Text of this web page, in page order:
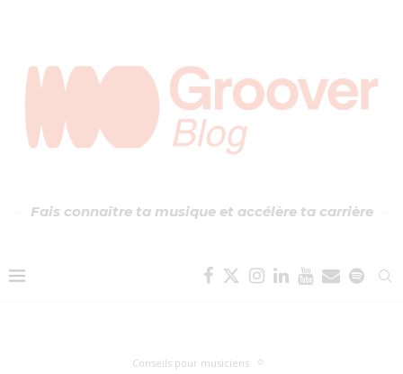
Fais connaître ta musique et accélère ta carrière
Conseils pour musiciens